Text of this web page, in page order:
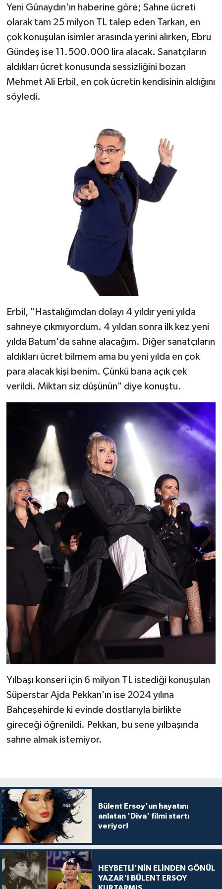
Yeni Günaydın'ın haberine göre; Sahne ücreti
olarak tam 25 milyon TL talep eden Tarkan, en
çok konuşulan isimler arasında yerini alırken, Ebru
Gündeş ise 11.500.000 lira alacak. Sanatçıların
aldıkları ücret konusunda sessizliğini bozan
Mehmet Ali Erbil, en çok ücretin kendisinin aldığını
söyledi.
Erbil, "Hastalığımdan dolayı 4 yıldır yeni yılda
sahneye çıkmıyordum. 4 yıldan sonra ilk kez yeni
yılda Batum'da sahne alacağım. Diğer sanatçıların
aldıkları ücret bilmem ama bu yeni yılda en çok
para alacak kişi benim. Çünkü bana açık çek
verildi. Miktarı siz düşünün" diye konuştu.
Yılbaşı konseri için 6 milyon TL istediği konuşulan
Süperstar Ajda Pekkan'ın ise 2024 yılına
Bahçeşehirde ki evinde dostlarıyla birlikte
gireceği öğrenildi. Pekkan, bu sene yılbaşında
sahne almak istemiyor.
Bülent Ersoy'un hayatını
anlatan 'Diva' filmi startı
veriyor!
HEYBETLİ'NİN ELİNDEN GÖNÜL
YAZAR'I BÜLENT ERSOY